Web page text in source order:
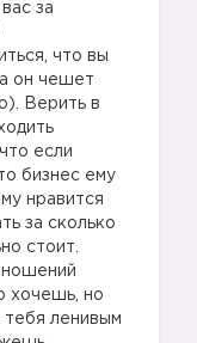
за
что вы
он чешет
Верить в
если
бизнес ему
нравится
за сколько
стоит.
хочешь, но
ленивым